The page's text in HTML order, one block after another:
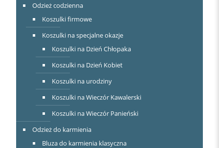
Odzież codzienna
Koszulki firmowe
Koszulki na specjalne okazje
Koszulki na Dzień Chłopaka
Koszulki na Dzień Kobiet
Koszulki na urodziny
Koszulki na Wieczór Kawalerski
Koszulki na Wieczór Panieński
Odzież do karmienia
Bluza do karmienia klasyczna